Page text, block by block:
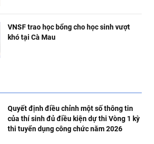
VNSF trao học bổng cho học sinh vượt
khó tại Cà Mau
Quyết định điều chỉnh một số thông tin
của thí sinh đủ điều kiện dự thi Vòng 1 kỳ
thi tuyển dụng công chức năm 2026